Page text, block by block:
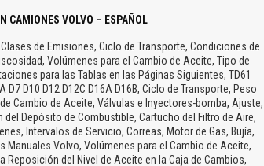
CAMIONES VOLVO – ESPAÑOL
de Emisiones, Ciclo de Transporte, Condiciones de
Volúmenes para el Cambio de Aceite, Tipo de
para las Tablas en las Páginas Siguientes, TD61
D7 D10 D12 D12C D16A D16B, Ciclo de Transporte, Peso
Cambio de Aceite, Válvulas e Inyectores-bomba, Ajuste,
Depósito de Combustible, Cartucho del Filtro de Aire,
Intervalos de Servicio, Correas, Motor de Gas, Bujía,
Manuales Volvo, Volúmenes para el Cambio de Aceite,
Reposición del Nivel de Aceite en la Caja de Cambios,